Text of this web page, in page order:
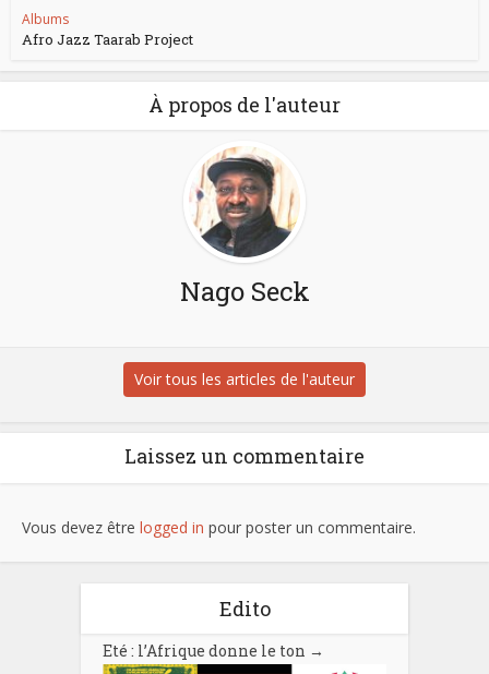
Albums
Afro Jazz Taarab Project
À propos de l'auteur
Nago Seck
Voir tous les articles de l'auteur
Laissez un commentaire
Vous devez être logged in pour poster un commentaire.
Edito
Eté : l’Afrique donne le ton →